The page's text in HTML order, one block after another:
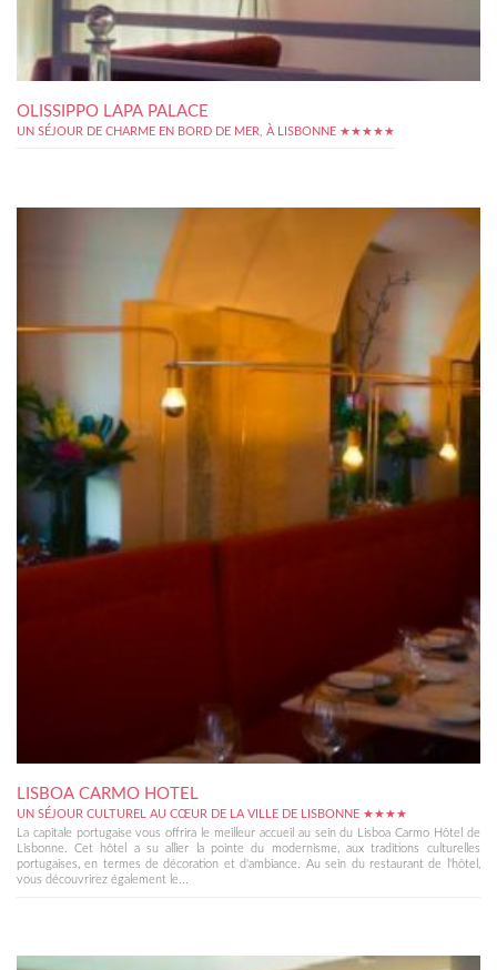
OLISSIPPO LAPA PALACE
UN SÉJOUR DE CHARME EN BORD DE MER, À LISBONNE ★★★★★
LISBOA CARMO HOTEL
UN SÉJOUR CULTUREL AU CŒUR DE LA VILLE DE LISBONNE ★★★★
La capitale portugaise vous offrira le meilleur accueil au sein du Lisboa Carmo Hôtel de
Lisbonne. Cet hôtel a su allier la pointe du modernisme, aux traditions culturelles
portugaises, en termes de décoration et d'ambiance. Au sein du restaurant de l'hôtel,
vous découvrirez également le...